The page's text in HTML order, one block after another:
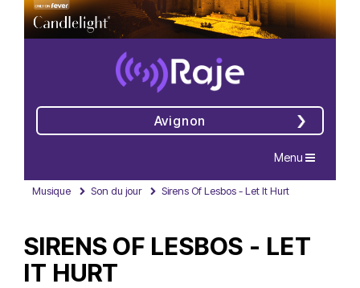
Avignon
Navigation
Menu
Musique Son du jour Sirens Of Lesbos - Let It Hurt
SIRENS OF LESBOS - LET
IT HURT